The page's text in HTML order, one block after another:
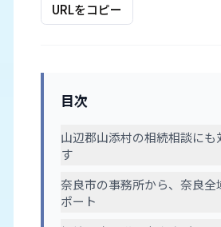
URLをコピー
目次
山辺郡山添村の相続相談にも
す
奈良市の事務所から、奈良全
ポート